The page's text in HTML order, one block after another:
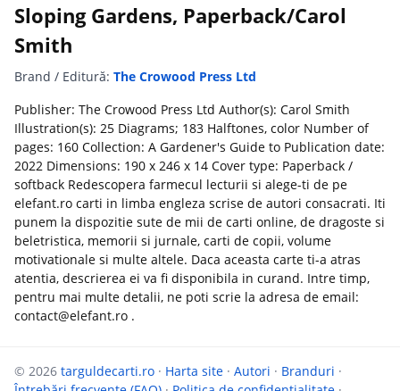
Sloping Gardens, Paperback/Carol
Smith
Brand / Editură: The Crowood Press Ltd
Publisher: The Crowood Press Ltd Author(s): Carol Smith
Illustration(s): 25 Diagrams; 183 Halftones, color Number of
pages: 160 Collection: A Gardener's Guide to Publication date:
2022 Dimensions: 190 x 246 x 14 Cover type: Paperback /
softback Redescopera farmecul lecturii si alege-ti de pe
elefant.ro carti in limba engleza scrise de autori consacrati. Iti
punem la dispozitie sute de mii de carti online, de dragoste si
beletristica, memorii si jurnale, carti de copii, volume
motivationale si multe altele. Daca aceasta carte ti-a atras
atentia, descrierea ei va fi disponibila in curand. Intre timp,
pentru mai multe detalii, ne poti scrie la adresa de email:
contact@elefant.ro .
© 2026 targuldecarti.ro · Harta site · Autori · Branduri ·